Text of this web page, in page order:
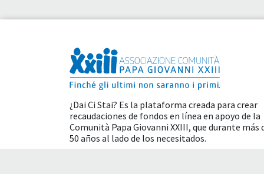
¿Dai Ci Stai? Es la plataforma creada para crear
recaudaciones de fondos en línea en apoyo de la
Comunità Papa Giovanni XXIII, que durante más
50 años al lado de los necesitados.